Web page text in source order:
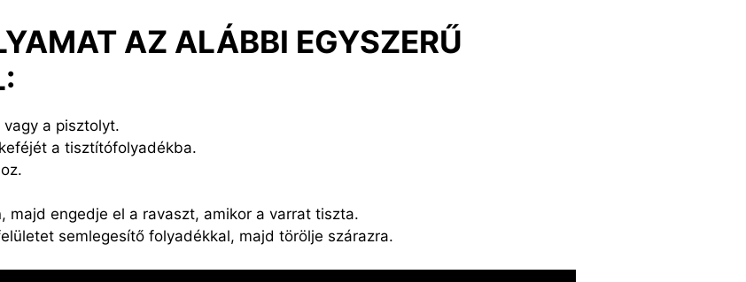
AZ ALÁBBI EGYSZERŰ
a pisztolyt.
a tisztítófolyadékba.
majd engedje el a ravaszt, amikor a varrat tiszta.
semlegesítő folyadékkal, majd törölje szárazra.